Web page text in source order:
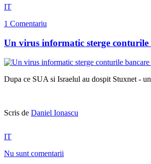
IT
1 Comentariu
Un virus informatic sterge
Dupa ce SUA si Israelul au dospit Stuxnet -
Scris de Daniel Ionascu
IT
Nu sunt comentarii